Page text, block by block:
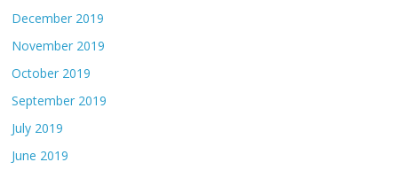
December 2019
November 2019
October 2019
September 2019
July 2019
June 2019